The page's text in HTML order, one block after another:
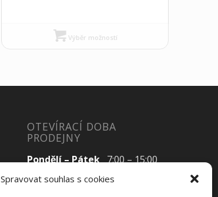
Spravovat souhlas s cookies
Výběr možností
OTEVÍRACÍ DOBA
PRODEJNY
Pondělí – Pátek7:00 – 15:00